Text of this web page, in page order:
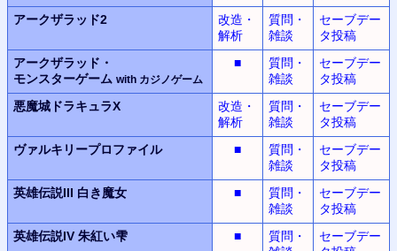
アークザラッド2
改造・
解析
質問・
雑談
セーブデー
タ投稿
アークザラッド・
モンスターゲーム with カジノゲーム
■
質問・
雑談
セーブデー
タ投稿
悪魔城ドラキュラX
改造・
解析
質問・
雑談
セーブデー
タ投稿
ヴァルキリープロファイル
■
質問・
雑談
セーブデー
タ投稿
英雄伝説III 白き魔女 ■
質問・
雑談
セーブデー
タ投稿
英雄伝説IV 朱紅い雫 ■
質問・
セーブデー